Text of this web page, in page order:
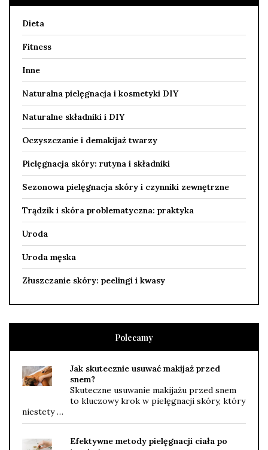
Dieta
Fitness
Inne
Naturalna pielęgnacja i kosmetyki DIY
Naturalne składniki i DIY
Oczyszczanie i demakijaż twarzy
Pielęgnacja skóry: rutyna i składniki
Sezonowa pielęgnacja skóry i czynniki zewnętrzne
Trądzik i skóra problematyczna: praktyka
Uroda
Uroda męska
Złuszczanie skóry: peelingi i kwasy
Polecamy
Jak skutecznie usuwać makijaż przed
snem?
Skuteczne usuwanie makijażu przed snem
to kluczowy krok w pielęgnacji skóry, który
niestety …
Efektywne metody pielęgnacji ciała po